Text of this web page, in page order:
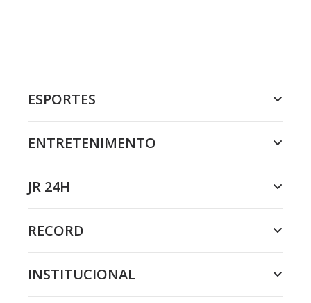
ESPORTES
ENTRETENIMENTO
JR 24H
RECORD
INSTITUCIONAL